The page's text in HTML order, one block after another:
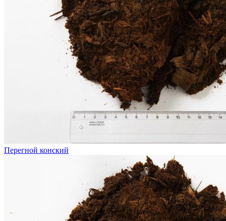
Перегной конский